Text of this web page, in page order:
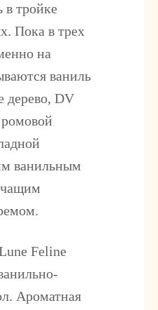
в тройке
Пока в трех
на
ваниль
дерево, DV
ванильным
Feline
Ароматная